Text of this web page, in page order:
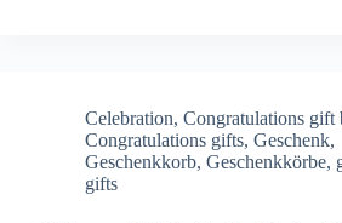
Celebration, Congratulations gift
Congratulations gifts, Geschenk,
Geschenkkorb, Geschenkkörbe,
gifts